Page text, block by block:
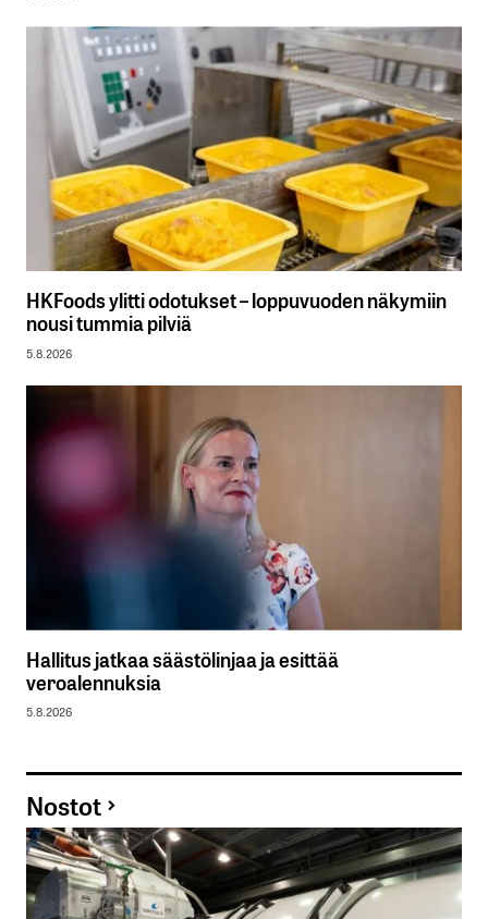
HKFoods ylitti odotukset – loppuvuoden näkymiin
nousi tummia pilviä
5.8.2026
Hallitus jatkaa säästölinjaa ja esittää
veroalennuksia
5.8.2026
Nostot